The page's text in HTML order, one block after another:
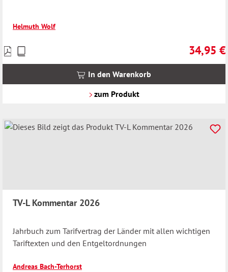
Helmuth Wolf
34,95 €
Preise
inkl.
In den Warenkorb
zum Produkt
TV-L Kommentar 2026
Jahrbuch zum Tarifvertrag der Länder mit allen wichtigen
Tariftexten und den Entgeltordnungen
Andreas Bach-Terhorst